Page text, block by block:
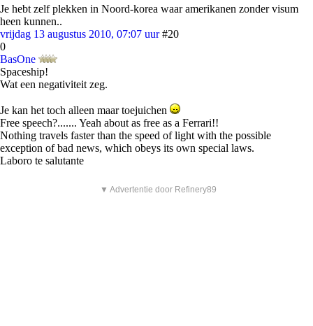
Je hebt zelf plekken in Noord-korea waar amerikanen zonder visum
heen kunnen..
vrijdag 13 augustus 2010, 07:07 uur #20
0
BasOne
Spaceship!
Wat een negativiteit zeg.
Je kan het toch alleen maar toejuichen
Free speech?....... Yeah about as free as a Ferrari!!
Nothing travels faster than the speed of light with the possible
exception of bad news, which obeys its own special laws.
Laboro te salutante
▼ Advertentie door Refinery89